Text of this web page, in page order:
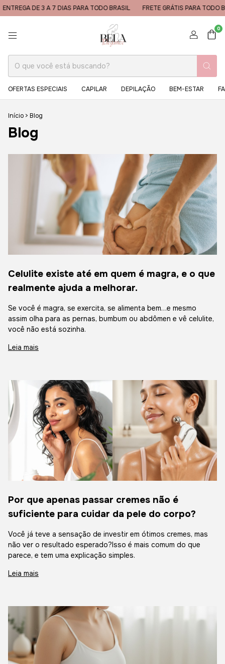
DE 3 A 7 DIAS PARA TODO BRASIL FRETE GRÁTIS PARA TODO BRASIL
0
OFERTAS ESPECIAIS CAPILAR DEPILAÇÃO BEM-ESTAR
Início > Blog
Blog
Celulite existe até em quem é magra, e o que
realmente ajuda a melhorar.
Se você é magra, se exercita, se alimenta bem…e mesmo
assim olha para as pernas, bumbum ou abdômen e vê celulite,
você não está sozinha.
Leia mais
Por que apenas passar cremes não é
suficiente para cuidar da pele do corpo?
Você já teve a sensação de investir em ótimos cremes, mas
não ver o resultado esperado?Isso é mais comum do que
parece, e tem uma explicação simples.
Leia mais